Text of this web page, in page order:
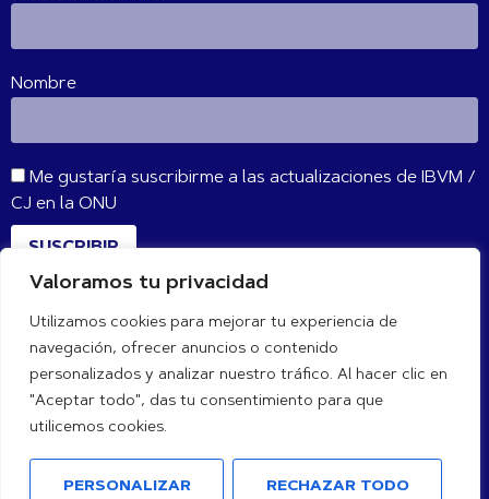
Valoramos tu privacidad
Utilizamos cookies para mejorar tu experiencia de
navegación, ofrecer anuncios o contenido
personalizados y analizar nuestro tráfico. Al hacer clic en
"Aceptar todo", das tu consentimiento para que
utilicemos cookies.
PERSONALIZAR RECHAZAR TODO
Nombre
Me gustaría suscribirme a las actualizaciones de IBVM /
CJ en la ONU
SUSCRIBIR
CONÉCTATE CON NOSOTROS